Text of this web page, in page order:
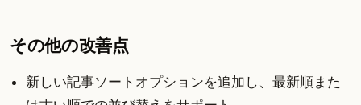
その他の改善点
新しい記事ソートオプションを追加し、最新順また